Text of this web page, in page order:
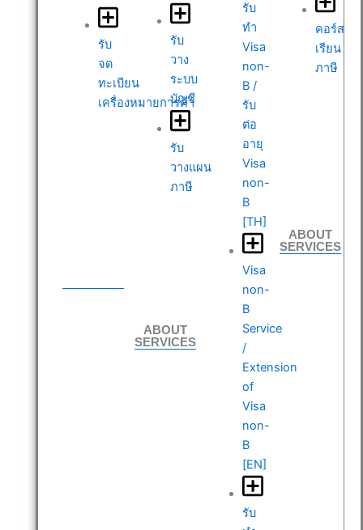
รับ
จด
ทะเบียน
เครื่องหมายการค้า
รับ
วาง
ระบบ
บัญชี
รับ
วางแผน
ภาษี
ABOUT
SERVICES
รับ
ทำ
Visa
non-
B /
รับ
ต่อ
อายุ
Visa
non-
B
[TH]
Visa
non-
B
Service
/
Extension
of
Visa
non-
B
[EN]
รับ
คอร์ส
เรียน
ภาษี
ABOUT
SERVICES